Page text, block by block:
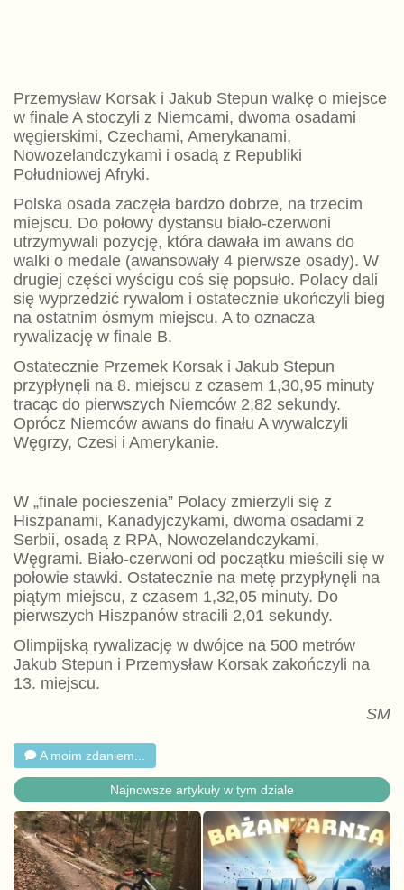
Przemysław Korsak i Jakub Stepun walkę o miejsce
w finale A stoczyli z Niemcami, dwoma osadami
węgierskimi, Czechami, Amerykanami,
Nowozelandczykami i osadą z Republiki
Południowej Afryki.
Polska osada zaczęła bardzo dobrze, na trzecim
miejscu. Do połowy dystansu biało-czerwoni
utrzymywali pozycję, która dawała im awans do
walki o medale (awansowały 4 pierwsze osady). W
drugiej części wyścigu coś się popsuło. Polacy dali
się wyprzedzić rywalom i ostatecznie ukończyli bieg
na ostatnim ósmym miejscu. A to oznacza
rywalizację w finale B.
Ostatecznie Przemek Korsak i Jakub Stepun
przypłynęli na 8. miejscu z czasem 1,30,95 minuty
tracąc do pierwszych Niemców 2,82 sekundy.
Oprócz Niemców awans do finału A wywalczyli
Węgrzy, Czesi i Amerykanie.
W „finale pocieszenia” Polacy zmierzyli się z
Hiszpanami, Kanadyjczykami, dwoma osadami z
Serbii, osadą z RPA, Nowozelandczykami,
Węgrami. Biało-czerwoni od początku mieścili się w
połowie stawki. Ostatecznie na metę przypłynęli na
piątym miejscu, z czasem 1,32,05 minuty. Do
pierwszych Hiszpanów stracili 2,01 sekundy.
Olimpijską rywalizację w dwójce na 500 metrów
Jakub Stepun i Przemysław Korsak zakończyli na
13. miejscu.
SM
A moim zdaniem...
Najnowsze artykuły w tym dziale